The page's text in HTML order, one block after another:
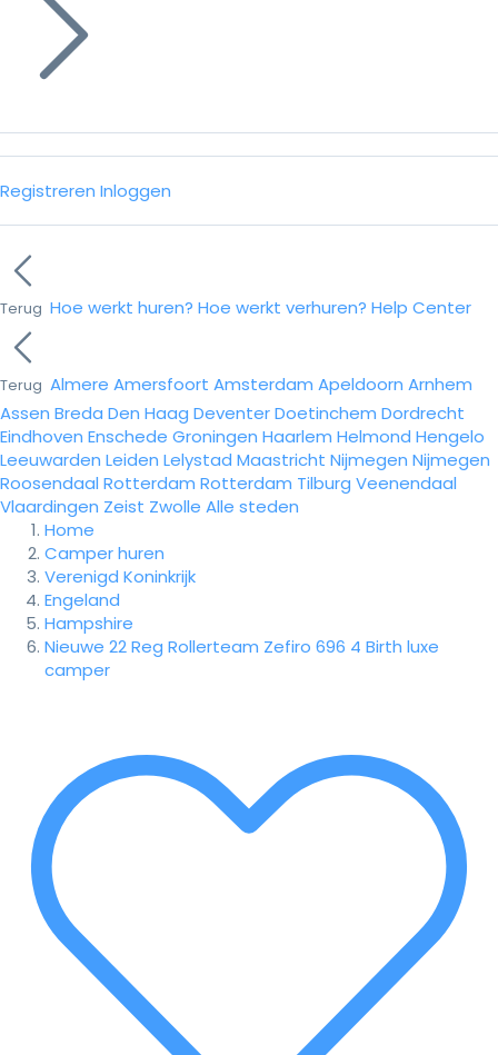
Registreren Inloggen
Terug Hoe werkt huren? Hoe werkt verhuren? Help Center
Terug Almere Amersfoort Amsterdam Apeldoorn Arnhem
Assen Breda Den Haag DeventerDoetinchem Dordrecht
Eindhoven Enschede Groningen Haarlem Helmond Hengelo
Leeuwarden Leiden Lelystad Maastricht Nijmegen Nijmegen
Roosendaal Rotterdam Rotterdam Tilburg Veenendaal
Vlaardingen Zeist Zwolle Alle steden
Home
Camper huren
Verenigd Koninkrijk
Engeland
Hampshire
Nieuwe 22 Reg Rollerteam Zefiro 696 4 Birth luxe
camper